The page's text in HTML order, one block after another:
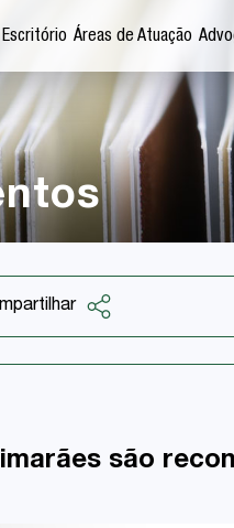
Escritório Áreas de Atuação
são